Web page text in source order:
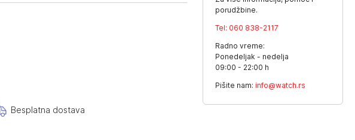
Besplatna dostava
porudžbine.
Tel: 060 838-2117
Radno vreme:
Ponedeljak - nedelja
09:00 - 22:00 h
Pišite nam: info@watch.rs